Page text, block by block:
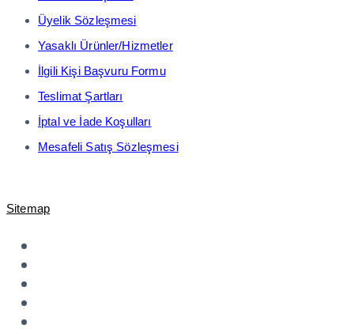
Üyelik Sözleşmesi
Yasaklı Ürünler/Hizmetler
İlgili Kişi Başvuru Formu
Teslimat Şartları
İptal ve İade Koşulları
Mesafeli Satış Sözleşmesi
Sitemap